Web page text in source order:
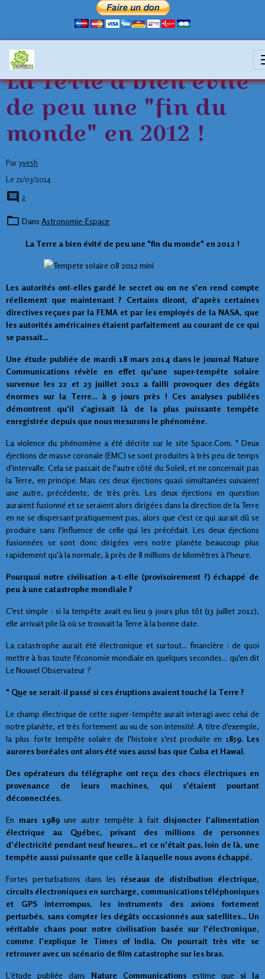
La Terre a bien évité
de peu une "fin du
monde" en 2012 !
Par yvesh
Le 21/03/2014
2
Dans Astronomie-Espace
La Terre a bien évité de peu une "fin du monde" en 2012 !
Les autorités ont-elles gardé le secret ou on ne s'en rend compte
réellement que maintenant ? Certains diront, d'après certaines
directives reçues par la FEMA et par les employés de la NASA, que
les autorités américaines étaient parfaitement au courant de ce qui
se passait...
Une étude publiée de mardi 18 mars 2014 dans le journal Nature
Communications révèle en effet qu'une super-tempête solaire
survenue les 22 et 23 juillet 2012 a failli provoquer des dégâts
énormes sur la Terre... à 9 jours près ! Ces analyses publiées
démontrent qu'il s'agissait là de la plus puissante tempête
enregistrée depuis que nous mesurons le phénomène.
La violence du phénomène a été décrite sur le site Space.Com. " Deux
éjections de masse coronale (EMC) se sont produites à très peu de temps
d'intervalle. Cela se passait de l'autre côté du Soleil, et ne concernait pas
la Terre, en principe. Mais ces deux éjections quasi simultanées suivaient
une autre, précédente, de très près. Les deux éjections en question
auraient fusionné et se seraient alors dirigées dans la direction de la Terre
en ne se dispersant pratiquement pas, alors que c'est ce qui aurait dû se
produire sans l'influence de celle qui les précédait. Les deux éjections
fusionnées se sont donc dirigées vers notre planète beaucoup plus
rapidement qu'à la normale, à près de 8 millions de kilomètres à l'heure.
Pourquoi notre civilisation a-t-elle (provisoirement ?) échappé de
peu à une catastrophe mondiale ?
C'est simple : si la tempête avait eu lieu 9 jours plus tôt (13 juillet 2012),
elle arrivait pile là où se trouvait la Terre à la bonne date.
La catastrophe aurait été électronique et surtout... financière : de quoi
mettre à bas toute l'économie mondiale en quelques secondes... qu'en dit
Le Nouvel Observateur ?
" Que se serait-il passé si ces éruptions avaient touché la Terre ?
Le champ électrique de cette super-tempête aurait interagi avec celui de
notre planète, et très fortement au vu de son intensité. A titre d'exemple,
la plus forte tempête solaire de l'histoire s'est produite en 1859. Les
aurores boréales ont alors été vues aussi bas que Cuba et Hawaï.
Des opérateurs du télégraphe ont reçu des chocs électriques en
provenance de leurs machines, qui s'étaient pourtant
déconnectées.
En mars 1989une autre tempête à fait disjoncter l'alimentation
électrique au Québec, privant des millions de personnes
d'électricité pendant neuf heures... et ce n'était pas, loin de là, une
tempête aussi puissante que celle à laquelle nous avons échappé.
Fortes perturbations dans les réseaux de distribution électrique,
circuits électroniques en surcharge, communications téléphoniques
et GPS interrompus, les instruments des avions fortement
perturbés, sans compter les dégâts occasionnés aux satellites... Un
véritable chaos pour notre civilisation basée sur l'électronique,
comme l'explique le Times of India. On pourrait très vite se
retrouver avec un scénario de film catastrophe sur les bras.
L'étude publiée dans Nature Communications estime que si la